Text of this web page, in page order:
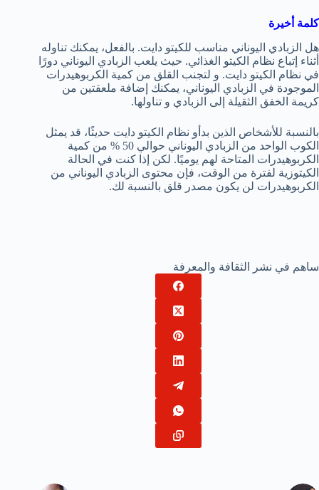
كلمة أخيرة
هل الزبادي اليوناني مناسب للكيتو دايت. بالفعل، يمكنك تناوله
أثناء إتباع نظام الكيتو الغذائي. حيث يلعب الزبادي اليوناني دورًا
في نظام الكيتو دايت. و لتجنب القلق من كمية الكربوهيدرات
الموجودة في الزبادي اليوناني، يمكنك إضافة ملعقتين من
كريمة الخفق الثقيلة إلى الزبادي و تناولها.
بالنسبة للأشخاص الذين بدأو نظام الكيتو دايت حديثًا، قد يمثل
الكوب الواحد من الزبادي اليوناني حوالي 50 % من كمية
الكربوهيدرات المتاحة لهم يوميًا. لكن إذا كنت في الحالة
الكيتوزية لفترة من الوقت، فإن محتوى الزبادي اليوناني من
الكربوهيدرات لن يكون مصدر قلق بالنسبة لك.
ساهم في نشر الثقافة والمعرفة